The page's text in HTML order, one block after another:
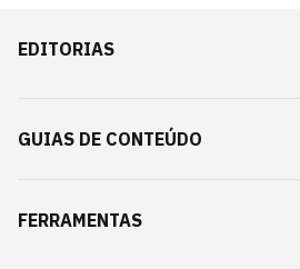
EDITORIAS
GUIAS DE CONTEÚDO
FERRAMENTAS